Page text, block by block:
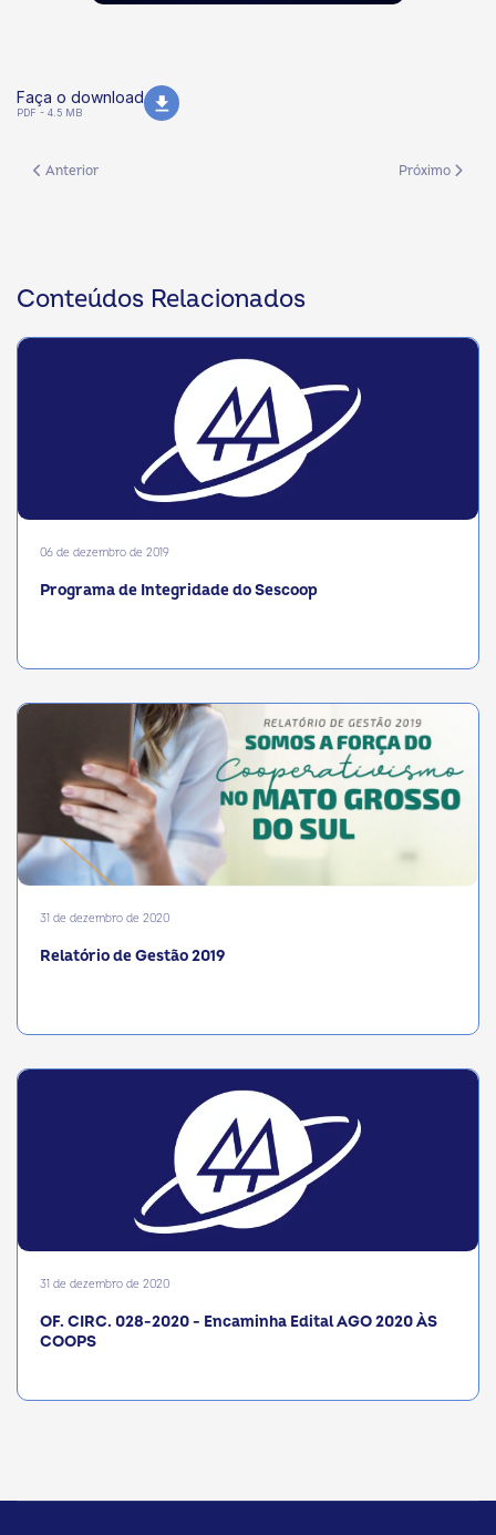
Faça o download
PDF - 4.5 MB
Artigo anterior: EDITAL CONVOCAÇÃO ASSEMBLEIA GERAL
Anterior Próximo
Próximo
Conteúdos Relacionados
06 de dezembro de 2019
Programa de Integridade do Sescoop
31 de dezembro de 2020
Relatório de Gestão 2019
31 de dezembro de 2020
OF. CIRC. 028-2020 - Encaminha Edital AGO 2020 ÀS
COOPS